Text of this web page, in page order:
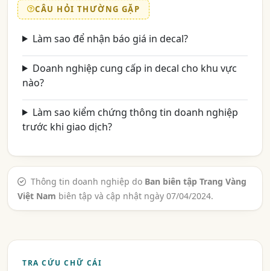
CÂU HỎI THƯỜNG GẶP
Làm sao để nhận báo giá in decal?
Doanh nghiệp cung cấp in decal cho khu vực
nào?
Làm sao kiểm chứng thông tin doanh nghiệp
trước khi giao dịch?
Thông tin doanh nghiệp do Ban biên tập Trang Vàng
Việt Nam biên tập và cập nhật ngày 07/04/2024.
TRA CỨU CHỮ CÁI